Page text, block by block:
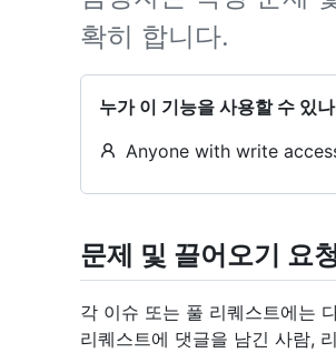
확히 합니다.
누가 이 기능을 사용할 수 있
Anyone with write
문제 및 끌어오기 요
각 이슈 또는 풀 리퀘스트에는
리퀘스트에 댓글을 남긴 사람,